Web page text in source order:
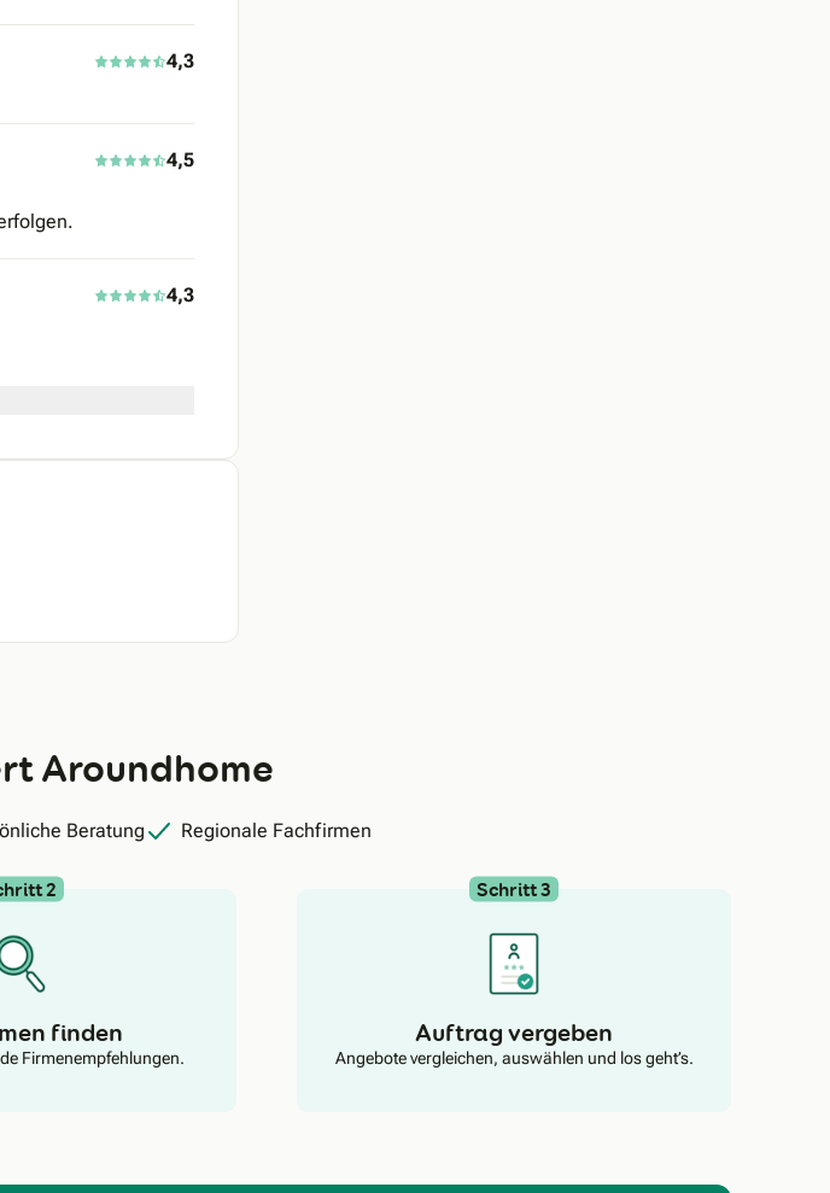
4,3
4,5
4,3
Aroundhome
Beratung Regionale Fachfirmen
2
finden
Firmenempfehlungen.
Schritt 3
Auftrag vergeben
Angebote vergleichen, auswählen und los geht’s.